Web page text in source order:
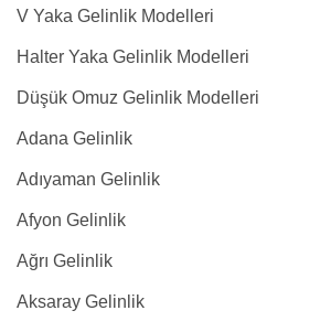
V Yaka Gelinlik Modelleri
Halter Yaka Gelinlik Modelleri
Düşük Omuz Gelinlik Modelleri
Adana Gelinlik
Adıyaman Gelinlik
Afyon Gelinlik
Ağrı Gelinlik
Aksaray Gelinlik